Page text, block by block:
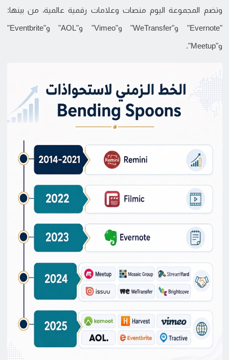
وتضم المجموعة اليوم منصات وعلامات رقمية عالمية، من بينها:
"Evernote" و"WeTransfer" و"Vimeo" و"AOL" و"Eventbrite"
و"Meetup".